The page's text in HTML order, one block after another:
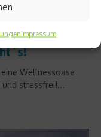
Impressum
Wellnessoase
stressfrei!...